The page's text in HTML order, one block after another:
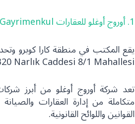
1. أوروج أوغلو للعقارات Oruçoğlu Gayrimenkul
Mahallesi‏ Narlık Caddesi 8/1‏ 63320 Karaköprü/Şanlıurfa‏ Türkiye.
تعد شركة أوروج أوغلو من أبرز
متكاملة من إدارة العقارات
القوانين واللوائح القانونية.